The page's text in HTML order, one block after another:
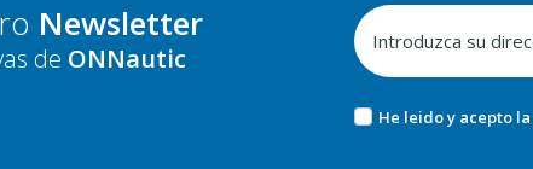
Newsletter
de ONNautic
He leido y acepto la